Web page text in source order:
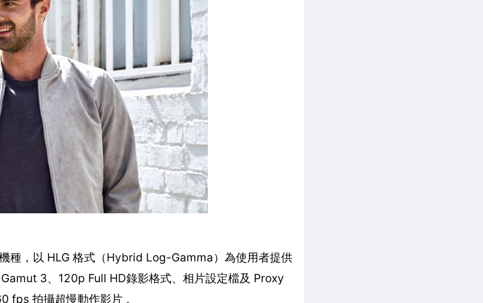
，以 HLG 格式（Hybrid Log-Gamma）為使用者提供
3、120p Full HD錄影格式、相片設定檔及 Proxy
拍攝超慢動作影片 。